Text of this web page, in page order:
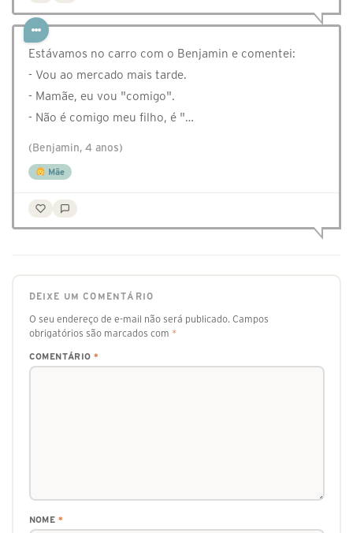
Estávamos no carro com o Benjamin e comentei:
- Vou ao mercado mais tarde.
- Mamãe, eu vou "comigo".
- Não é comigo meu filho, é "…
(Benjamin, 4 anos)
Mãe
DEIXE UM COMENTÁRIO
O seu endereço de e-mail não será publicado. Campos
obrigatórios são marcados com *
COMENTÁRIO *
NOME *